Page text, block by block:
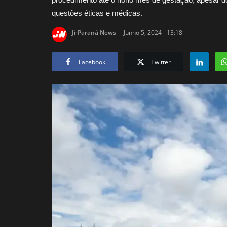
questões éticas e médicas.
Ji-Paraná News Junho 5, 2024 - 13:18
Facebook Twitter